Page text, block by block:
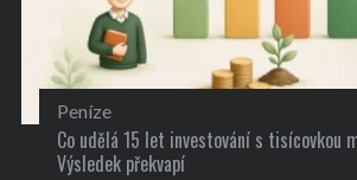
Peníze
Co udělá 15 let investování s tisícovkou
Výsledek překvapí